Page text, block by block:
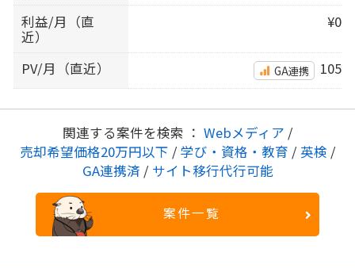
利益/月（直
近）
¥0
PV/月（直近） GA連携 105
関連する案件を検索 ： Webメディア /
売却希望価格20万円以下 / 学び・資格・教育 / 英検 /
GA連携済 / サイト移行代行可能
案件一覧